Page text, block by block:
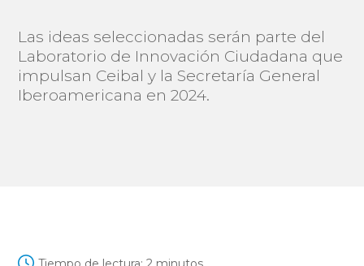
Las ideas seleccionadas serán parte del
Laboratorio de Innovación Ciudadana que
impulsan Ceibal y la Secretaría General
Iberoamericana en 2024.